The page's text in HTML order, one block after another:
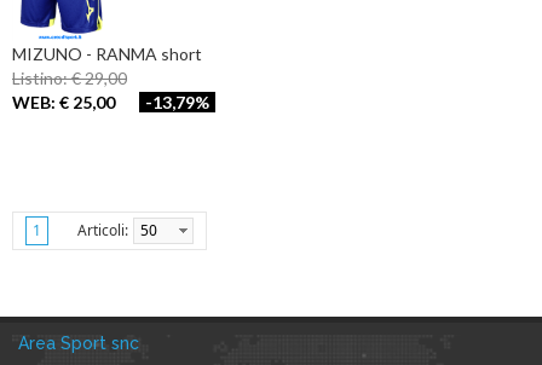
MIZUNO - RANMA short
Listino: € 29,00
WEB: € 25,00
-13,79%
1 Articoli: 50
Area Sport snc